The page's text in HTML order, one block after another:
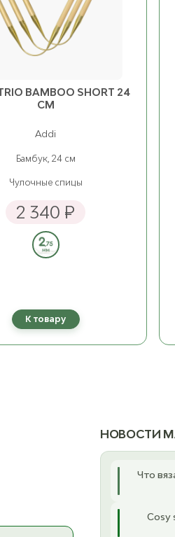
BAMBOO SHORT 24
СМ
Addi
Бамбук, 24 см
Чулочные спицы
2 340 ₽
К товару
НОВОСТИ
Что
Cosy